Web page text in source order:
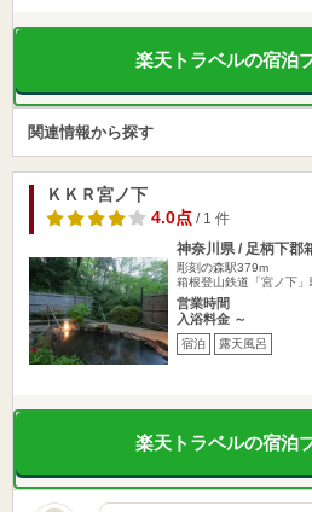
楽天トラベルの宿泊
関連情報から探す
ＫＫＲ宮ノ下
4.0点/ 1 件
神奈川県 / 足柄下郡
彫刻の森駅379m
箱根登山鉄道「宮ノ下
営業時間
入浴料金 ～
宿泊 露天風呂
楽天トラベルの宿泊